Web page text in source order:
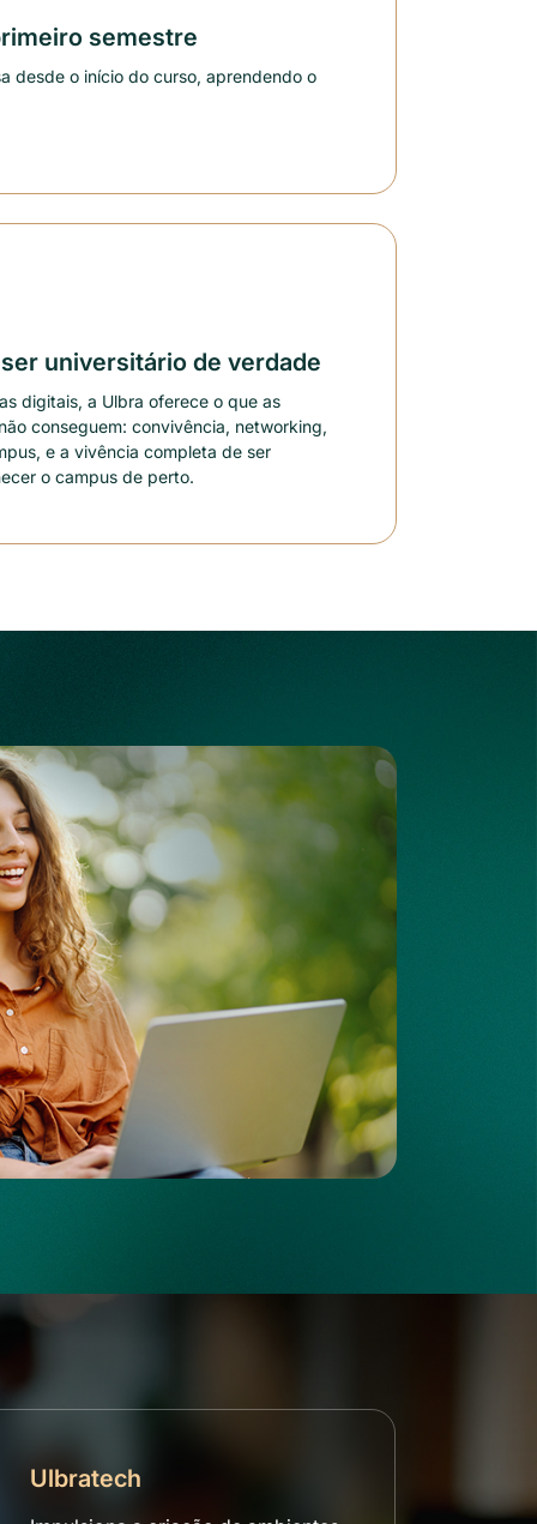
semestre
desde o início do curso, aprendendo o
universitário de verdade
digitais, a Ulbra oferece o que as
conseguem: convivência, networking,
e a vivência completa de ser
o campus de perto.
Ulbratech